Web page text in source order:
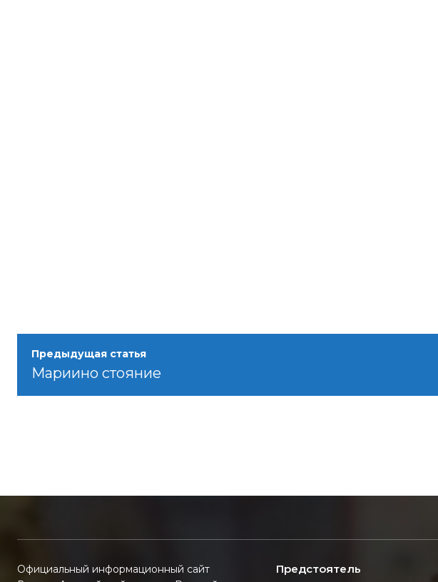
Предыдущая статья
Мариино стояние
Официальный информационный сайт
Предстоятель